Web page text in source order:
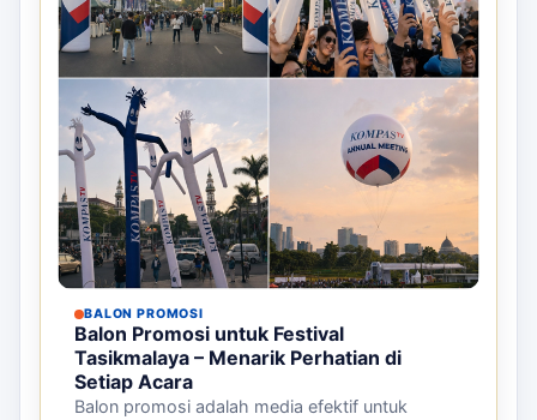
BALON PROMOSI
Balon Promosi untuk Festival
Tasikmalaya – Menarik Perhatian di
Setiap Acara
Balon promosi adalah media efektif untuk